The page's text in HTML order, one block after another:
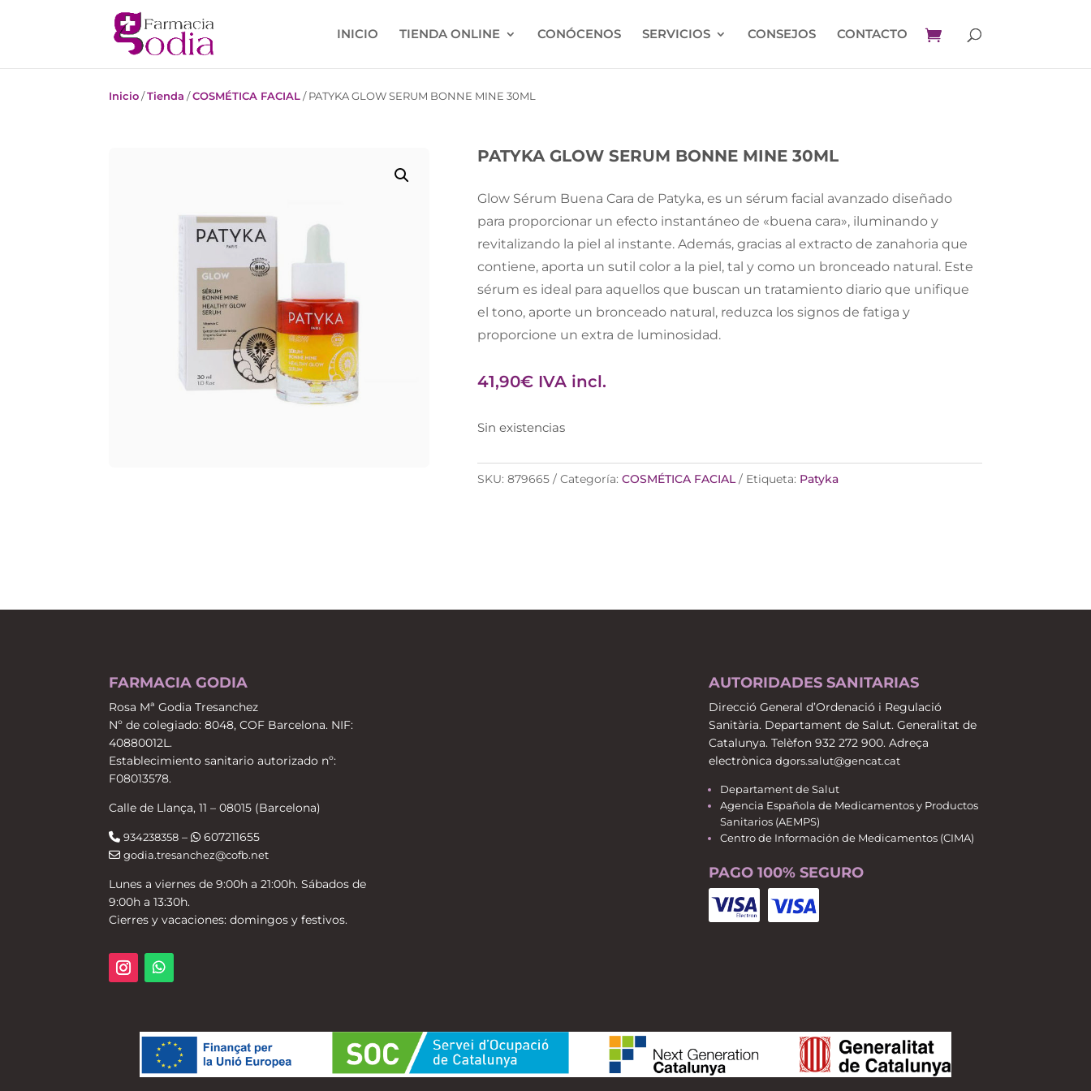
INICIO TIENDA ONLINE CONÓCENOS SERVICIOS CONSEJOS CONTACTO
Inicio/Tienda /COSMÉTICA FACIAL/PATYKA GLOW SERUM BONNE MINE 30ML
PATYKA GLOW SERUM BONNE MINE 30ML
Glow Sérum Buena Cara de Patyka, es un sérum facial avanzado diseñado
para proporcionar un efecto instantáneo de «buena cara», iluminando y
revitalizando la piel al instante. Además, gracias al extracto de zanahoria que
contiene, aporta un sutil color a la piel, tal y como un bronceado natural. Este
sérum es ideal para aquellos que buscan un tratamiento diario que unifique
el tono, aporte un bronceado natural, reduzca los signos de fatiga y
proporcione un extra de luminosidad.
41,90€ IVA incl.
Sin existencias
SKU:879665 Categoría:COSMÉTICA FACIAL Etiqueta: Patyka
FARMACIA GODIA
Rosa Mª Godia Tresanchez
Nº de colegiado: 8048, COF Barcelona. NIF:
40880012L.
Establecimiento sanitario autorizado nº:
F08013578.
Calle de Llança, 11 – 08015 (Barcelona)
934238358 – 607211655
godia.tresanchez@cofb.net
Lunes a viernes de 9:00h a 21:00h. Sábados de
9:00h a 13:30h.
Cierres y vacaciones: domingos y festivos.
AUTORIDADES SANITARIAS
Direcció General d’Ordenació i Regulació
Sanitària. Departament de Salut. Generalitat de
Catalunya. Telèfon 932 272 900. Adreça
electrònica dgors.salut@gencat.cat
Departament de Salut
Agencia Española de Medicamentos y Productos
Sanitarios (AEMPS)
Centro de Información de Medicamentos (CIMA)
PAGO 100% SEGURO